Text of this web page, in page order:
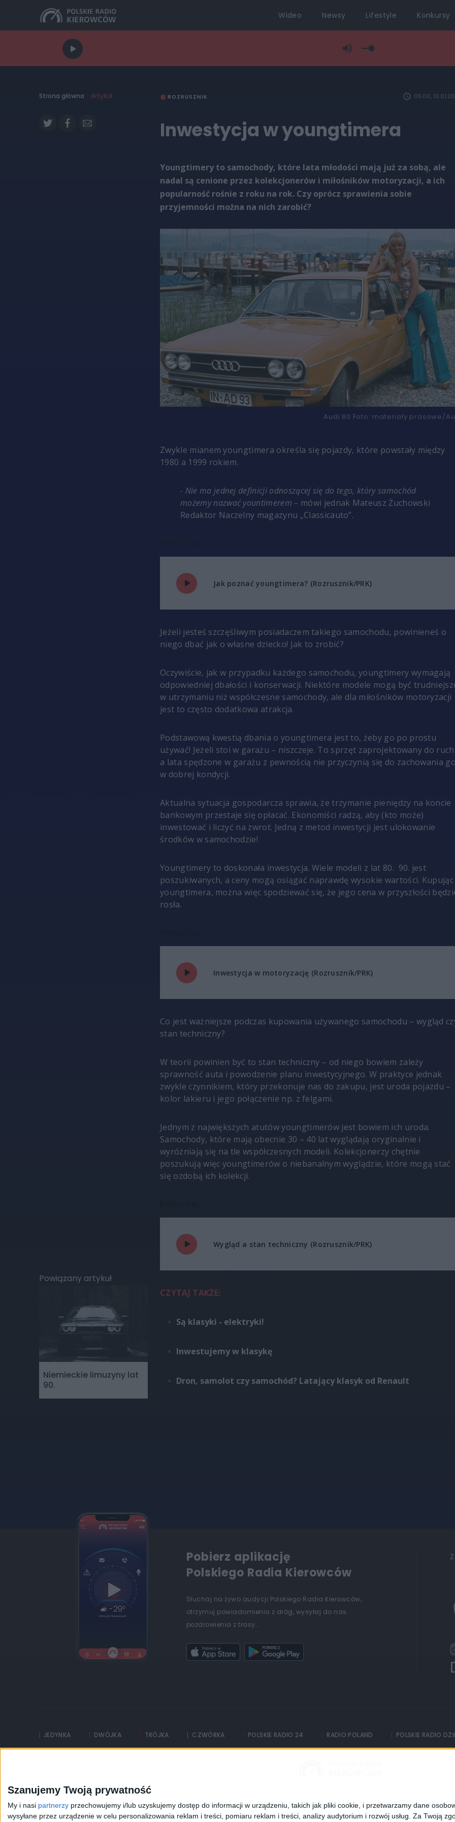
Szanujemy Twoją prywatność
My i nasi partnerzy przechowujemy i/lub uzyskujemy dostęp do informacji w urządzeniu, takich jak pliki cookie, i przetwarzamy dane
wysyłane przez urządzenie w celu personalizowania reklam i treści, pomiaru reklam i treści, analizy audytorium i rozwój usług. Za Twoją
Wideo Newsy Lifestyle Konkursy
Strona główna Artykuł
Powiązany artykuł
Niemieckie limuzyny lat
90.
ROZRUSZNIK 05:00,
Inwestycja w youngtimera
Youngtimery to samochody, które lata młodości mają już za sobą, ale
nadal są cenione przez kolekcjonerów i miłośników motoryzacji, a ich
popularność rośnie z roku na rok. Czy oprócz sprawienia sobie
przyjemności można na nich zarobić?
Audi 80 Foto: materiały prasowe/
Zwykle mianem youngtimera określa się pojazdy, które powstały między
1980 a 1999 rokiem.
- Nie ma jednej definicji odnoszącej się do tego, który samochód
możemy nazwać yountimerem – mówi jednak Mateusz Żuchowski
Redaktor Naczelny magazynu „Classicauto”.
Jak poznać youngtimera? (Rozrusznik/PRK)
Jeżeli jesteś szczęśliwym posiadaczem takiego samochodu, powinieneś o
niego dbać jak o własne dziecko! Jak to zrobić?
Oczywiście, jak w przypadku każdego samochodu, youngtimery wymagają
odpowiedniej dbałości i konserwacji. Niektóre modele mogą być
w utrzymaniu niż współczesne samochody, ale dla miłośników motoryzacji
jest to często dodatkowa atrakcja.
Podstawową kwestią dbania o youngtimera jest to, żeby go po prostu
używać! Jeżeli stoi w garażu – niszczeje. To sprzęt zaprojektowany do
a lata spędzone w garażu z pewnością nie przyczynią się do zachowania
w dobrej kondycji.
Aktualna sytuacja gospodarcza sprawia, że trzymanie pieniędzy na koncie
bankowym przestaje się opłacać. Ekonomiści radzą, aby (kto może)
inwestować i liczyć na zwrot. Jedną z metod inwestycji jest ulokowanie
środków w samochodzie!
Youngtimery to doskonała inwestycja. Wiele modeli z lat 80. 90. jest
poszukiwanych, a ceny mogą osiągać naprawdę wysokie wartości. Kupując
youngtimera, można więc spodziewać się, że jego cena w przyszłości
rosła.
Inwestycja w motoryzację (Rozrusznik/PRK)
Co jest ważniejsze podczas kupowania używanego samochodu – wygląd
stan techniczny?
W teorii powinien być to stan techniczny – od niego bowiem zależy
sprawność auta i powodzenie planu inwestycyjnego. W praktyce jednak
zwykle czynnikiem, który przekonuje nas do zakupu, jest uroda pojazdu –
kolor lakieru i jego połączenie np. z felgami.
Jednym z największych atutów youngtimerów jest bowiem ich uroda.
Samochody, które mają obecnie 30 – 40 lat wyglądają oryginalnie i
wyróżniają się na tle współczesnych modeli. Kolekcjonerzy chętnie
poszukują więc youngtimerów o niebanalnym wyglądzie, które mogą stać
się ozdobą ich kolekcji.
Wygląd a stan techniczny (Rozrusznik/PRK)
CZYTAJ TAKŻE:
Są klasyki - elektryki!
Inwestujemy w klasykę
Dron, samolot czy samochód? Latający klasyk od Renault
Pobierz aplikację
Polskiego Radia Kierowców
Słuchaj na żywo audycji Polskiego Radia Kierowców,
otrzymuj powiadomienia z dróg, wysyłaj do nas
pozdrowienia z trasy...
JEDYNKA DWÓJKA TRÓJKA CZWÓRKA POLSKIE RADIO 24 RADIO POLAND POLSKIE RADIO
Serwisy historyczne
Polityka prywatności